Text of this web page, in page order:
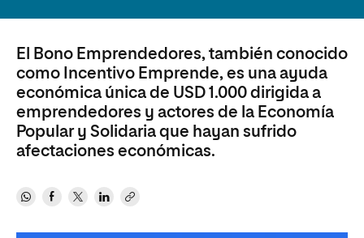
El Bono Emprendedores, también conocido
como Incentivo Emprende, es una ayuda
económica única de USD 1.000 dirigida a
emprendedores y actores de la Economía
Popular y Solidaria que hayan sufrido
afectaciones económicas.